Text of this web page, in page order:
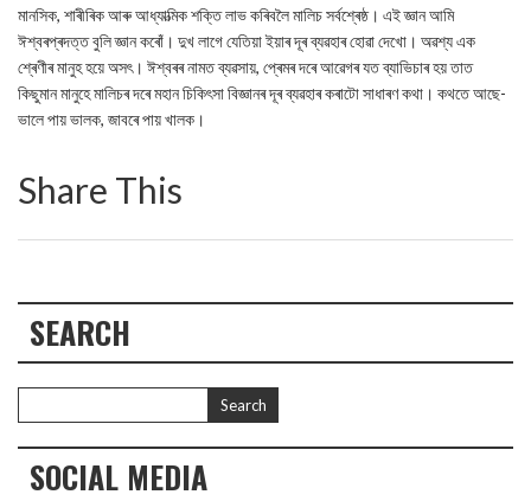
মানসিক, শাৰীৰিক আৰু আধ্যাত্মিক শক্তি লাভ কৰিবলৈ মালিচ সৰ্বশ্ৰেষ্ঠ। এই জ্ঞান আমি
ঈশ্বৰপ্ৰদত্ত বুলি জ্ঞান কৰোঁ। দুখ লাগে যেতিয়া ইয়াৰ দূৰ ব্যৱহাৰ হোৱা দেখো। অৱশ্য এক
শ্ৰেণীৰ মানুহ হয়ে অসৎ। ঈশ্বৰৰ নামত ব্যৱসায়, প্ৰেমৰ দৰে আৱেগৰ যত ব্যাভিচাৰ হয় তাত
কিছুমান মানুহে মালিচৰ দৰে মহান চিকিৎসা বিজ্ঞানৰ দূৰ ব্যৱহাৰ কৰাটো সাধাৰণ কথা। কথতে আছে-
ভালে পায় ভালক, জাবৰে পায় খালক।
Share This
SEARCH
SOCIAL MEDIA